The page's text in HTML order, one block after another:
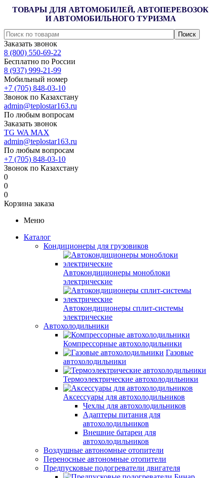
ТОВАРЫ ДЛЯ АВТОМОБИЛЕЙ, АВТОПЕРЕВОЗОК
И АВТОМОБИЛЬНОГО ТУРИЗМА
Заказать звонок
8 (800) 550-69-22
Бесплатно по России
8 (937) 999-21-99
Мобильный номер
+7 (705) 848-03-10
Звонок по Казахстану
admin@teplostar163.ru
По любым вопросам
Заказать звонок
TG WA MAX
admin@teplostar163.ru
По любым вопросам
+7 (705) 848-03-10
Звонок по Казахстану
0
0
0
Корзина заказа
Меню
Каталог
Кондиционеры для грузовиков
Автокондиционеры моноблоки
электрические
Автокондиционеры сплит-системы
электрические
Автохолодильники
Компрессорные автохолодильники
Газовые
автохолодильники
Термоэлектрические автохолодильники
Аксессуары для автохолодильников
Чехлы для автохолодильников
Адаптеры питания для
автохолодильников
Внешние батареи для
автохолодильников
Воздушные автономные отопители
Переносные автономные отопители
Предпусковые подогреватели двигателя